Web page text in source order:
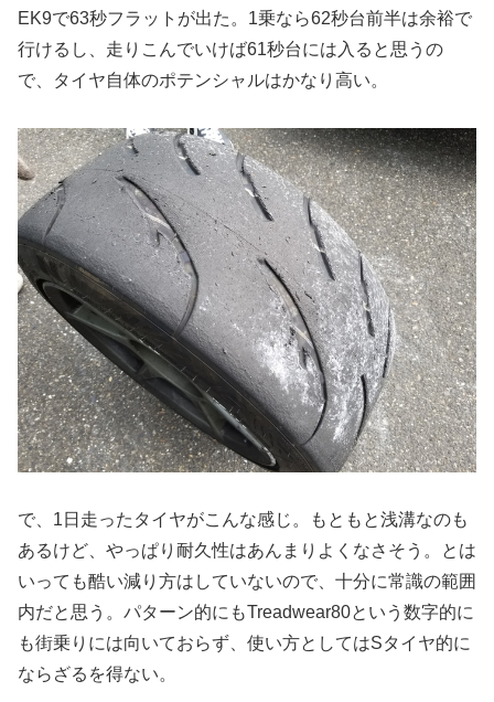
EK9で63秒フラットが出た。1乗なら62秒台前半は余裕で
行けるし、走りこんでいけば61秒台には入ると思うの
で、タイヤ自体のポテンシャルはかなり高い。
で、1日走ったタイヤがこんな感じ。もともと浅溝なのも
あるけど、やっぱり耐久性はあんまりよくなさそう。とは
いっても酷い減り方はしていないので、十分に常識の範囲
内だと思う。パターン的にもTreadwear80という数字的に
も街乗りには向いておらず、使い方としてはSタイヤ的に
ならざるを得ない。